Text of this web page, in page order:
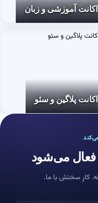
اکانت آموزشی و زبان
اکانت پلاگین و سئو
فعال می‌شود
کارِ سختش با ما.